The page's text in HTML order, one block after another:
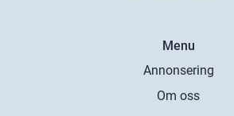
Menu
Annonsering
Om oss